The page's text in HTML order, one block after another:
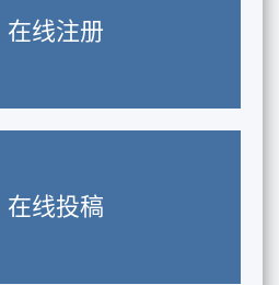
在线注册
在线投稿